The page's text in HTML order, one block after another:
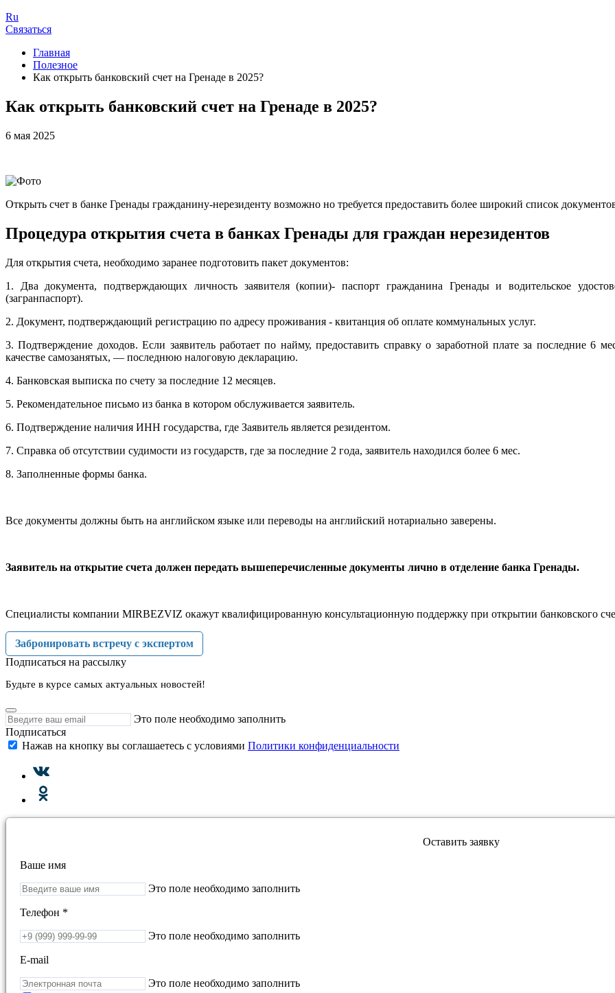
Ru
Связаться
Главная
Полезное
Как открыть банковский счет на Гренаде в 2025?
Как открыть банковский счет на Гренаде в 2025?
6 мая 2025
Открыть счет в банке Гренады гражданину-нерезиденту возможно но требуется предоставить более широкий список
Процедура открытия счета в банках Гренады для граждан нерезидентов
Для открытия счета, необходимо заранее подготовить пакет документов:
1. Два документа, подтверждающих личность заявителя (копии)- паспорт гражданина Гренады и водительское
(загранпаспорт).
2. Документ, подтверждающий регистрацию по адресу проживания - квитанция об оплате коммунальных услуг.
3. Подтверждение доходов. Если заявитель работает по найму, предоставить справку о заработной плате за последние 6
качестве самозанятых, — последнюю налоговую декларацию.
4. Банковская выписка по счету за последние 12 месяцев.
5. Рекомендательное письмо из банка в котором обслуживается заявитель.
6. Подтверждение наличия ИНН государства, где Заявитель является резидентом.
7. Справка об отсутствии судимости из государств, где за последние 2 года, заявитель находился более 6 мес.
8. Заполненные формы банка.
Все документы должны быть на английском языке или переводы на английский нотариально заверены.
Заявитель на открытие счета должен передать вышеперечисленные документы лично в отделение банка Гренады.
Специалисты компании MIRBEZVIZ окажут квалифицированную консультационную поддержку при открытии банковского
Забронировать встречу с экспертом
Подписаться на рассылку
Будьте в курсе самых актуальных новостей!
Это поле необходимо заполнить
Подписаться
Нажав на кнопку вы соглашаетесь с условиями Политики конфиденциальности
Оставить заявку
Ваше имя
Это поле необходимо заполнить
Телефон *
Это поле необходимо заполнить
E-mail
Это поле необходимо заполнить